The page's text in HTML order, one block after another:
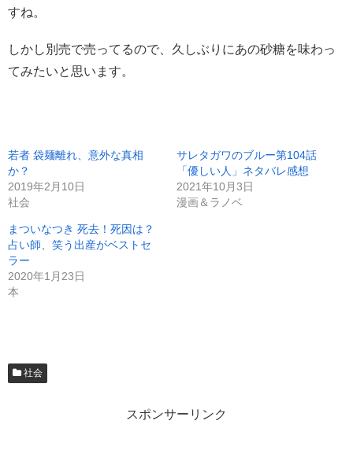
すね。
しかし別売で売ってるので、久しぶりにあの砂糖を味わっ
てみたいと思います。
若者 袋麺離れ、意外な真相
か？
2019年2月10日
社会
サレタガワのブルー第104話
「優しい人」ネタバレ感想
2021年10月3日
漫画＆ラノベ
まついなつき 死去！死因は？
占い師、笑う出産がベストセ
ラー
2020年1月23日
本
社会
スポンサーリンク